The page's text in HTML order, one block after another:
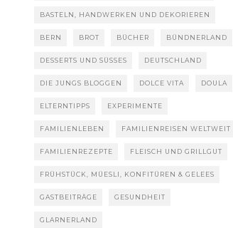
BASTELN, HANDWERKEN UND DEKORIEREN
BERN BROT BÜCHER BÜNDNERLAND
DESSERTS UND SÜSSES DEUTSCHLAND
DIE JUNGS BLOGGEN DOLCE VITA DOULA
ELTERNTIPPS EXPERIMENTE
FAMILIENLEBEN FAMILIENREISEN WELTWEIT
FAMILIENREZEPTE FLEISCH UND GRILLGUT
FRÜHSTÜCK, MÜESLI, KONFITÜREN & GELEES
GASTBEITRÄGE GESUNDHEIT
GLARNERLAND